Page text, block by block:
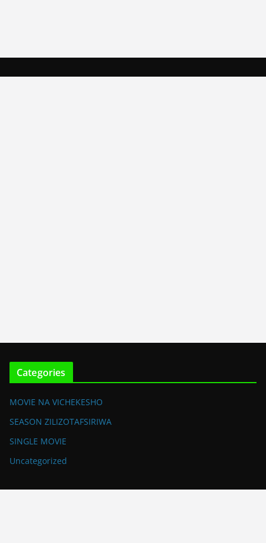
Categories
MOVIE NA VICHEKESHO
SEASON ZILIZOTAFSIRIWA
SINGLE MOVIE
Uncategorized